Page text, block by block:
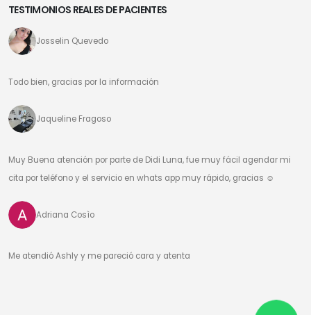
TESTIMONIOS REALES DE PACIENTES
Josselin Quevedo
Todo bien, gracias por la información
Jaqueline Fragoso
Muy Buena atención por parte de Didi Luna, fue muy fácil agendar mi
cita por teléfono y el servicio en whats app muy rápido, gracias ☺️
Adriana Cosìo
Me atendió Ashly y me pareció cara y atenta